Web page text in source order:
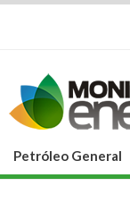
Petróleo General